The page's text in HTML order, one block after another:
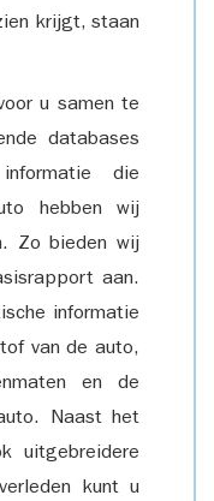
krijgt, staan
u samen te
databases
die
hebben wij
Zo bieden wij
aan.
informatie
van de auto,
en de
Naast het
uitgebreidere
kunt u